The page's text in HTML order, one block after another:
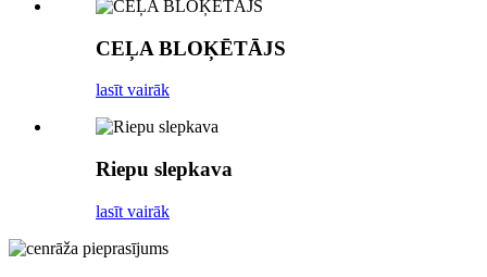
CEĻA BLOĶĒTĀJS
lasīt vairāk
Riepu slepkava
lasīt vairāk